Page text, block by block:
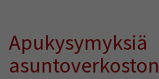
Apukysymyksiä
asuntoverkoston